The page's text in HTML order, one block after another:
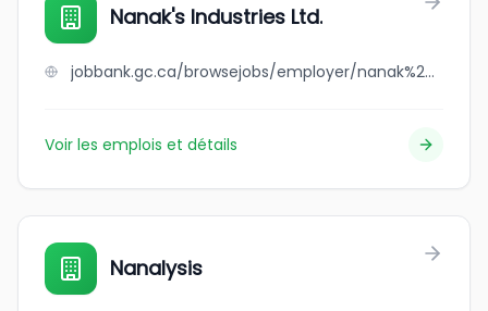
Nanak's Industries Ltd.
jobbank.gc.ca/browsejobs/employer/nanak%27s+industries+ltd./ca
Voir les emplois et détails
Nanalysis